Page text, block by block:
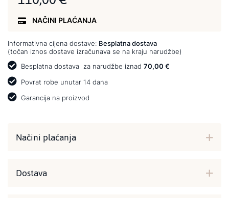
NAČINI PLAĆANJA
Informativna cijena dostave: Besplatna dostava
(točan iznos dostave izračunava se na kraju narudžbe)
Besplatna dostava za narudžbe iznad 70,00 €
Povrat robe unutar 14 dana
Garancija na proizvod
Načini plaćanja
Dostava